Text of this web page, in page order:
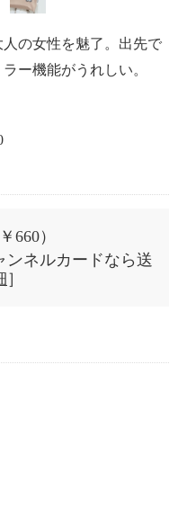
の女性を魅了。出先で
ー機能がうれしい。
660）
ンネルカードなら送
］